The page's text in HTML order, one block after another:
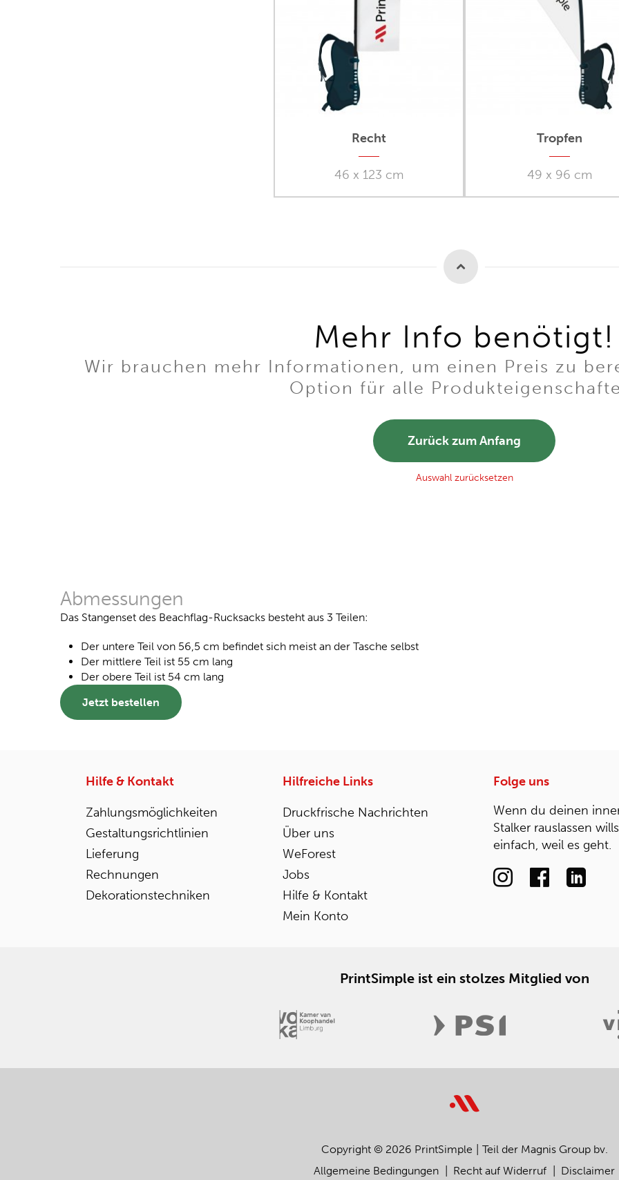
Recht
46 x 123 cm
Tropfen
49 x 96 cm
Mehr Info benötigt!
Wir brauchen mehr Informationen, um einen Preis zu
Option für alle
Zurück zum Anfang
Auswahl zurücksetzen
Abmessungen
Das Stangenset des Beachflag-Rucksacks besteht aus 3 Teilen:
Der untere Teil von 56,5 cm befindet sich meist an der Tasche selbst
Der mittlere Teil ist 55 cm lang
Der obere Teil ist 54 cm lang
Jetzt bestellen
Hilfe & Kontakt
Zahlungsmöglichkeiten
Gestaltungsrichtlinien
Lieferung
Rechnungen
Dekorationstechniken
Hilfreiche Links
Druckfrische Nachrichten
Über uns
WeForest
Jobs
Hilfe & Kontakt
Mein Konto
Folge uns
Wenn du deinen
Stalker rauslassen
einfach, weil es geht.
PrintSimple ist ein stolzes Mitglied von
Copyright © 2026 PrintSimple
Teil der Magnis Group bv.
Allgemeine Bedingungen
Recht auf Widerruf Disclaimer